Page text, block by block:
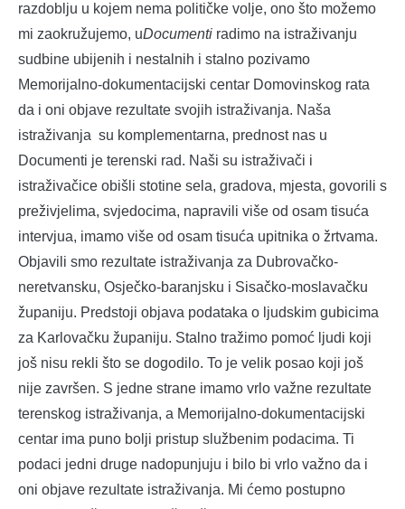
razdoblju u kojem nema političke volje, ono što možemo
mi zaokružujemo, uDocumenti radimo na istraživanju
sudbine ubijenih i nestalnih i stalno pozivamo
Memorijalno-dokumentacijski centar Domovinskog rata
da i oni objave rezultate svojih istraživanja. Naša
istraživanja su komplementarna, prednost nas u
Documenti je terenski rad. Naši su istraživači i
istraživačice obišli stotine sela, gradova, mjesta, govorili s
preživjelima, svjedocima, napravili više od osam tisuća
intervjua, imamo više od osam tisuća upitnika o žrtvama.
Objavili smo rezultate istraživanja za Dubrovačko-
neretvansku, Osječko-baranjsku i Sisačko-moslavačku
županiju. Predstoji objava podataka o ljudskim gubicima
za Karlovačku županiju. Stalno tražimo pomoć ljudi koji
još nisu rekli što se dogodilo. To je velik posao koji još
nije završen. S jedne strane imamo vrlo važne rezultate
terenskog istraživanja, a Memorijalno-dokumentacijski
centar ima puno bolji pristup službenim podacima. Ti
podaci jedni druge nadopunjuju i bilo bi vrlo važno da i
oni objave rezultate istraživanja. Mi ćemo postupno